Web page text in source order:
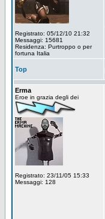
Registrato: 05/12/10 21:32
Messaggi: 15681
Residenza: Purtroppo o per
fortuna Italia
Top
Erma
Eroe in grazia degli dei
Registrato: 23/11/05 15:33
Messaggi: 128